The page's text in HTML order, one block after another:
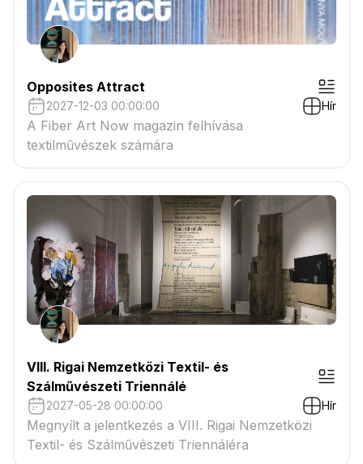
Opposites Attract
2027-12-03 00:00:00 Hír
A Fiber Art Now magazin felhívása
textilművészek számára
VIII. Rigai Nemzetközi Textil- és
Szálművészeti Triennálé
2027-05-28 00:00:00 Hír
Megnyílt a jelentkezés a VIII. Rigai Nemzetközi
Textil- és Szálművészeti Triennáléra